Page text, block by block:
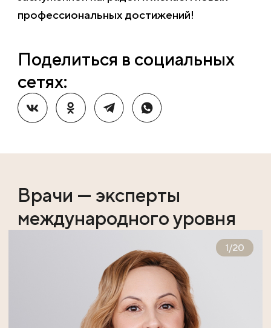
профессиональных достижений!
Поделиться в социальных
сетях:
Врачи — эксперты
международного уровня
1/20